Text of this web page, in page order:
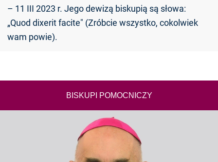
– 11 III 2023 r. Jego dewizą biskupią są słowa:
„Quod dixerit facite" (Zróbcie wszystko, cokolwiek
wam powie).
BISKUPI POMOCNICZY